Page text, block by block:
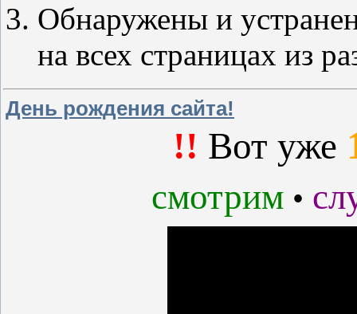
Обнаружены и
на всех страницах из
День рождения сайта!
!! Вот уже
смотрим •